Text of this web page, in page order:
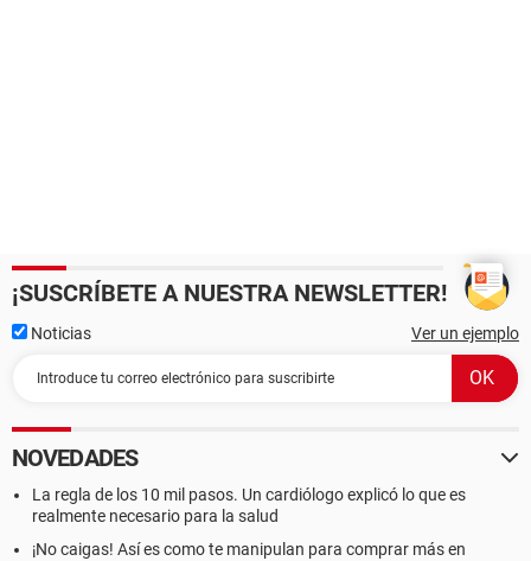
¡SUSCRÍBETE A NUESTRA NEWSLETTER!
Noticias Ver un ejemplo
NOVEDADES
La regla de los 10 mil pasos. Un cardiólogo explicó lo que es
realmente necesario para la salud
¡No caigas! Así es como te manipulan para comprar más en